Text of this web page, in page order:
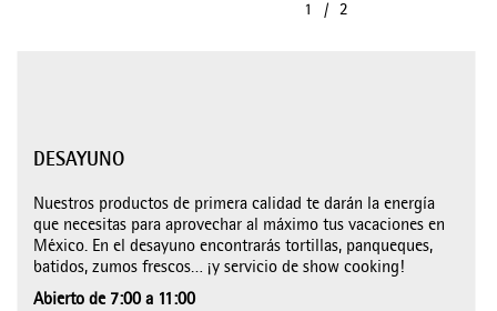
DESAYUNO
Nuestros productos de primera calidad te darán la energía
que necesitas para aprovechar al máximo tus vacaciones en
México. En el desayuno encontrarás tortillas, panqueques,
batidos, zumos frescos… ¡y servicio de show cooking!
Abierto de 7:00 a 11:00